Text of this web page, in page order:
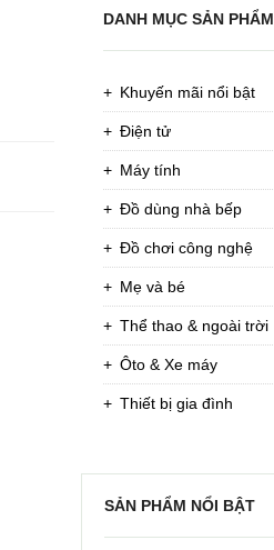
DANH MỤC SẢN PHẨM
Khuyến mãi nổi bật
Điện tử
Máy tính
Đồ dùng nhà bếp
Đồ chơi công nghệ
Mẹ và bé
Thể thao & ngoài trời
Ôto & Xe máy
Thiết bị gia đình
SẢN PHẨM NỔI BẬT